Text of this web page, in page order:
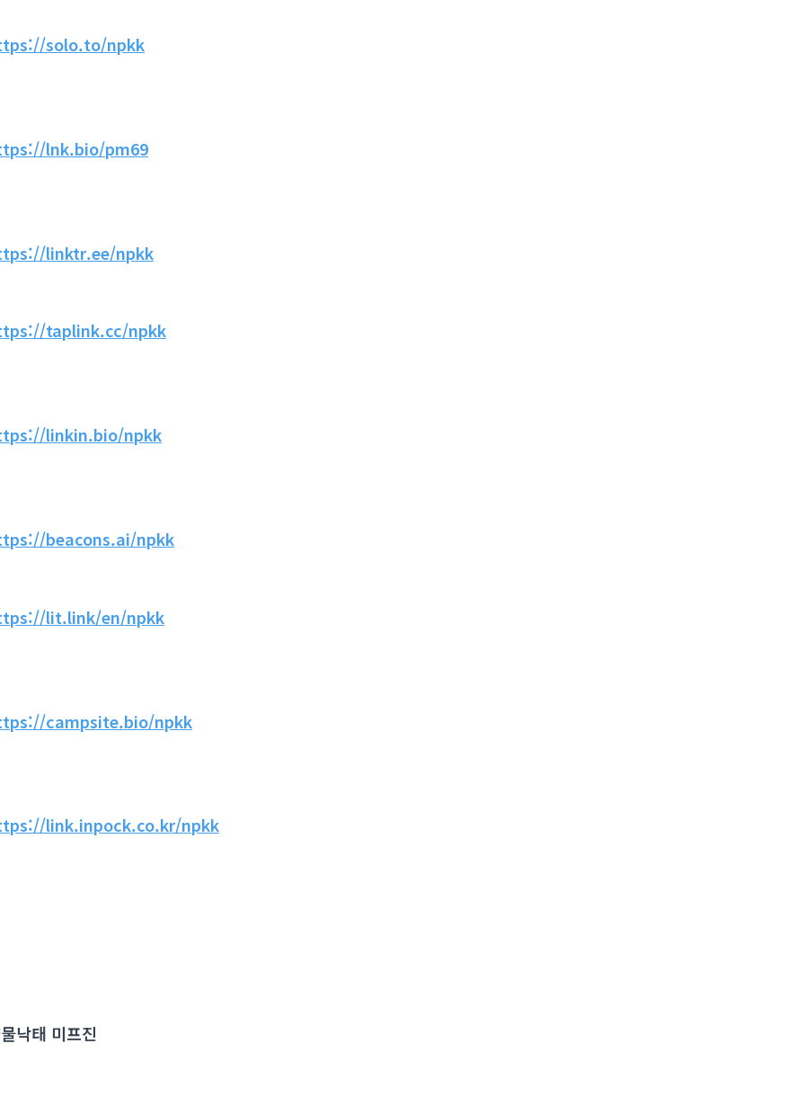
solo.to/npkk
lnk.bio/pm69
linktr.ee/npkk
taplink.cc/npkk
linkin.bio/npkk
beacons.ai/npkk
lit.link/en/npkk
campsite.bio/npkk
link.inpock.co.kr/npkk
낙태 미프진